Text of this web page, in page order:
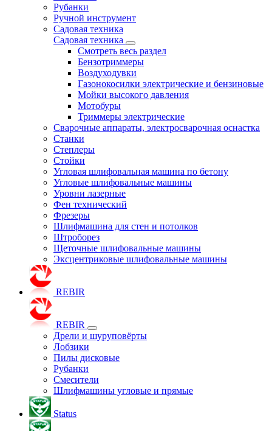
Рубанки
Ручной инструмент
Садовая техника
Садовая техника
Смотреть весь раздел
Бензотриммеры
Воздуходувки
Газонокосилки электрические и бензиновые
Мойки высокого давления
Мотобуры
Триммеры электрические
Сварочные аппараты, электросварочная оснастка
Станки
Степлеры
Стойки
Угловая шлифовальная машина по бетону
Угловые шлифовальные машины
Уровни лазерные
Фен технический
Фрезеры
Шлифмашина для стен и потолков
Штроборез
Щеточные шлифовальные машины
Эксцентриковые шлифовальные машины
REBIR
REBIR
Дрели и шуруповёрты
Лобзики
Пилы дисковые
Рубанки
Смесители
Шлифмашины угловые и прямые
Status